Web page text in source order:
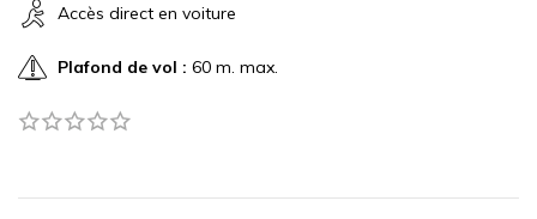
Accès direct en voiture
Plafond de vol : 60 m. max.